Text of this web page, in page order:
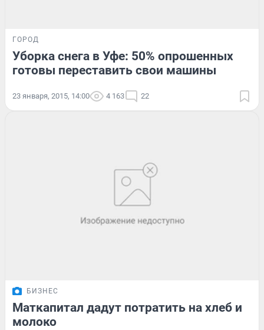
ГОРОД
Уборка снега в Уфе: 50% опрошенных
готовы переставить свои машины
23 января, 2015, 14:00 4 163 22
БИЗНЕС
Маткапитал дадут потратить на хлеб и
молоко